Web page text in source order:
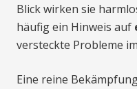
Blick wirken sie
häufig ein Hinweis auf
versteckte Probleme
Eine reine